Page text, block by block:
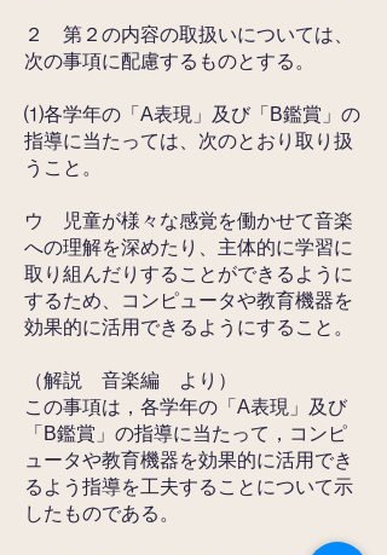
２ 第２の内容の取扱いについては、
次の事項に配慮するものとする。
⑴各学年の「A表現」及び「B鑑賞」の
指導に当たっては、次のとおり取り扱
うこと。
ウ 児童が様々な感覚を働かせて音楽
への理解を深めたり、主体的に学習に
取り組んだりするこ とができるように
するため、コンピュータや教育機器を
効果的に活用できるようにすること。
（解説 音楽編 より）
この事項は，各学年の「A表現」及び
「B鑑賞」の指導に当たって，コンピ
ュータや教育機器を効果的に活用でき
るよう指導を工夫することについて示
したものである。